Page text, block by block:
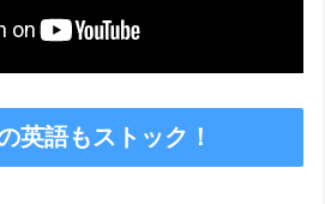
英語もストック！